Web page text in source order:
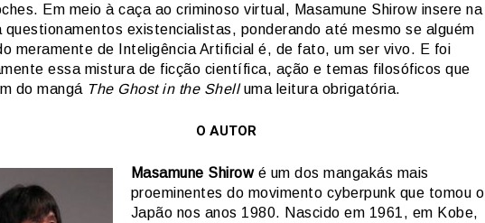
Em meio à caça ao criminoso virtual, Masamune Shirow insere na
questionamentos existencialistas, ponderando até mesmo se alguém
meramente de Inteligência Artificial é, de fato, um ser vivo. E foi
essa mistura de ficção científica, ação e temas filosóficos que
do mangá The Ghost in the Shelluma leitura obrigatória.
O AUTOR
Masamune Shirowé um dos mangakás mais
proeminentes do movimento cyberpunk que tomou o
Japão nos anos 1980. Nascido em 1961, em Kobe,